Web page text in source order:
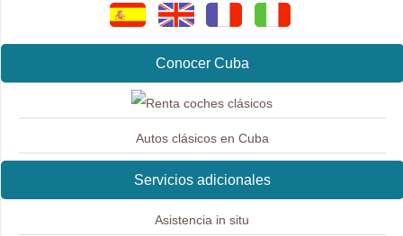
Conocer Cuba
Autos clásicos en Cuba
Servicios adicionales
Asistencia in situ